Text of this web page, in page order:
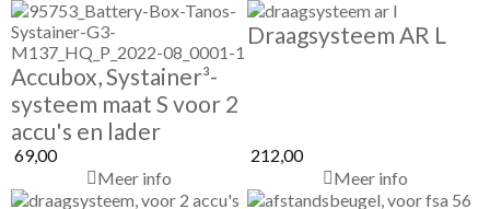
Accubox, Systainer³-
systeem maat S voor 2
accu's en lader
69,00
Meer info
Draagsysteem AR L
212,00
Meer info